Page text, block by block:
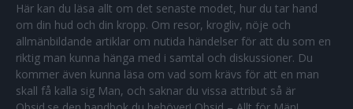
Här kan du läsa allt om det senaste modet, hur du tar hand
om din hud och din kropp. Om resor, krogliv, nöje och
allmänbildande artiklar om nutida händelser för att du som en
riktig man kunna hänga med i samtal och diskussioner. Du
kommer även kunna läsa om vad som krävs för att en man
skall få kalla sig Man, och saknar du vissa attribut så är